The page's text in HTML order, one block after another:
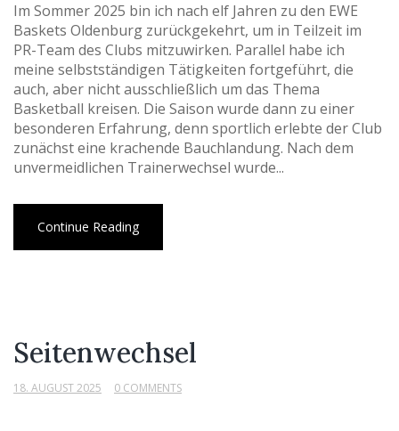
Im Sommer 2025 bin ich nach elf Jahren zu den EWE
Baskets Oldenburg zurückgekehrt, um in Teilzeit im
PR-Team des Clubs mitzuwirken. Parallel habe ich
meine selbstständigen Tätigkeiten fortgeführt, die
auch, aber nicht ausschließlich um das Thema
Basketball kreisen. Die Saison wurde dann zu einer
besonderen Erfahrung, denn sportlich erlebte der Club
zunächst eine krachende Bauchlandung. Nach dem
unvermeidlichen Trainerwechsel wurde...
Continue Reading
Seitenwechsel
18. AUGUST 2025 0 COMMENTS